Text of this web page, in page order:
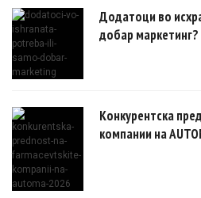
Додатоци во
добар
Конкурентска
компании на